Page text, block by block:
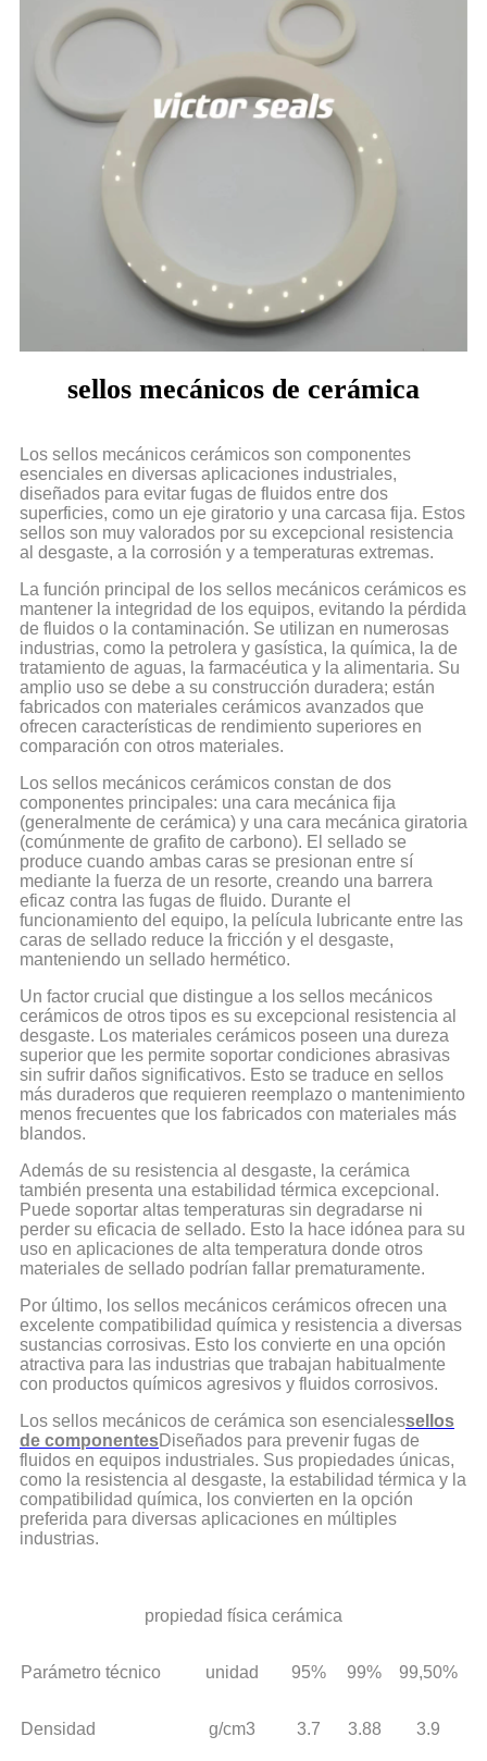
sellos mecánicos de cerámica
Los sellos mecánicos cerámicos son componentes
esenciales en diversas aplicaciones industriales,
diseñados para evitar fugas de fluidos entre dos
superficies, como un eje giratorio y una carcasa fija. Estos
sellos son muy valorados por su excepcional resistencia
al desgaste, a la corrosión y a temperaturas extremas.
La función principal de los sellos mecánicos cerámicos es
mantener la integridad de los equipos, evitando la pérdida
de fluidos o la contaminación. Se utilizan en numerosas
industrias, como la petrolera y gasística, la química, la de
tratamiento de aguas, la farmacéutica y la alimentaria. Su
amplio uso se debe a su construcción duradera; están
fabricados con materiales cerámicos avanzados que
ofrecen características de rendimiento superiores en
comparación con otros materiales.
Los sellos mecánicos cerámicos constan de dos
componentes principales: una cara mecánica fija
(generalmente de cerámica) y una cara mecánica giratoria
(comúnmente de grafito de carbono). El sellado se
produce cuando ambas caras se presionan entre sí
mediante la fuerza de un resorte, creando una barrera
eficaz contra las fugas de fluido. Durante el
funcionamiento del equipo, la película lubricante entre las
caras de sellado reduce la fricción y el desgaste,
manteniendo un sellado hermético.
Un factor crucial que distingue a los sellos mecánicos
cerámicos de otros tipos es su excepcional resistencia al
desgaste. Los materiales cerámicos poseen una dureza
superior que les permite soportar condiciones abrasivas
sin sufrir daños significativos. Esto se traduce en sellos
más duraderos que requieren reemplazo o mantenimiento
menos frecuentes que los fabricados con materiales más
blandos.
Además de su resistencia al desgaste, la cerámica
también presenta una estabilidad térmica excepcional.
Puede soportar altas temperaturas sin degradarse ni
perder su eficacia de sellado. Esto la hace idónea para su
uso en aplicaciones de alta temperatura donde otros
materiales de sellado podrían fallar prematuramente.
Por último, los sellos mecánicos cerámicos ofrecen una
excelente compatibilidad química y resistencia a diversas
sustancias corrosivas. Esto los convierte en una opción
atractiva para las industrias que trabajan habitualmente
con productos químicos agresivos y fluidos corrosivos.
Los sellos mecánicos de cerámica son esencialessellos
de componentesDiseñados para prevenir fugas de
fluidos en equipos industriales. Sus propiedades únicas,
como la resistencia al desgaste, la estabilidad térmica y la
compatibilidad química, los convierten en la opción
preferida para diversas aplicaciones en múltiples
industrias.
propiedad física cerámica
Parámetro técnico unidad 95% 99% 99,50%
Densidad g/cm3 3.7 3.88 3.9